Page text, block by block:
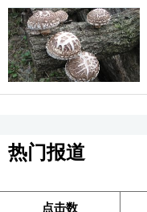
热门报道
点击数